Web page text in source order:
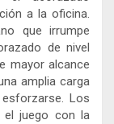
a la oficina.
que irrumpe
de nivel
mayor alcance
amplia carga
Los
el juego con la